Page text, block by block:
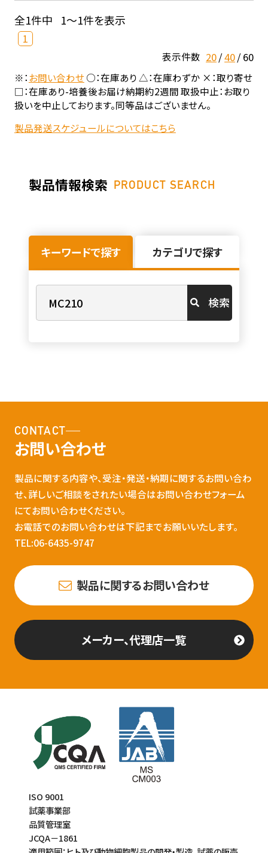
全1件中 1～1件を表示
1
表示件数 20 40 60
※：お問い合わせ○：在庫あり △：在庫わずか ×：取り寄せ
□：在庫あり-培養後お届け納期約2週間 取扱中止：お取り
扱いを中止しております。同等品はございません。
製品発送スケジュールについてはこちら
製品情報検索 PRODUCT SEARCH
キーワードで探す カテゴリで探す
検索
CONTACT
お問い合わせ
製品に関する内容や、受注・発送・納期に関するお問い合わ
せ、詳しいご相談をされたい場合はお問い合わせフォーム
にてお問い合わせください。
お電話でのお問い合わせは下記までお願いいたします。
TEL:06-6435-9747
製品に関するお問い合わせ
メーカー、代理店一覧
ISO 9001
試薬事業部
品質管理室
JCQA－1861